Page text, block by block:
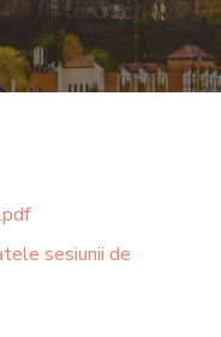
sesiunii de